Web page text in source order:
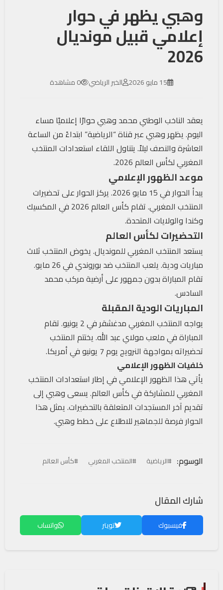
وهبي يظهر في حوار
إعلامي قبيل مونديال
2026
15 مايو 2026 الخبر الرياضي 0 مشاهدة
يعقد الناخب الوطني محمد وهبي حوارًا إعلاميًا مساء
اليوم. يظهر وهبي عبر قناة “الرياضية” ابتداءً من الساعة
العاشرة والنصف ليلاً. يتناول اللقاء استعدادات المنتخب
المغربي لكأس العالم 2026.
موعد الظهور الإعلامي
يبدأ الحوار في 15 مايو 2026. يركز الحوار على تحضيرات
المنتخب المغربي. تقام كأس العالم 2026 في المكسيك
وكندا والولايات المتحدة.
التحضيرات لكأس العالم
يستعد المنتخب المغربي للمونديال. يخوض المنتخب ثلاث
مباريات ودية. يلعب المنتخب ضد بوروندي في 26 مايو.
تقام المباراة بدون جمهور على أرضية مركب محمد
السادس.
المباريات الودية المقبلة
يواجه المنتخب المغربي مدغشقر في 2 يونيو. تقام
المباراة في ملعب مولاي عبد الله. يختتم المنتخب
تحضيراته بمواجهة النرويج يوم 7 يونيو في أمريكا.
خلفيات الظهور الإعلامي
يأتي هذا الظهور الإعلامي في إطار استعدادات المنتخب
المغربي للمشاركة في كأس العالم. يسعى وهبي إلى
تقديم آخر المستجدات المتعلقة بالتحضيرات. يمثل هذا
الحوار فرصة للجماهير للاطلاع على خطط وهبي.
الوسوم: #الرياضية #المنتخب المغربي #كأس العالم
شارك المقال
فيسبوك تويتر واتساب